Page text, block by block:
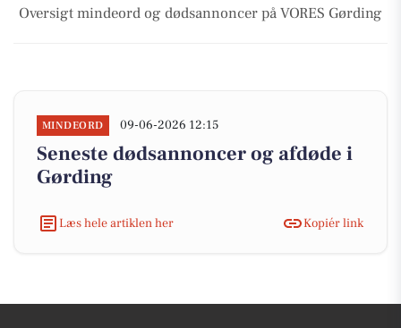
Oversigt mindeord og dødsannoncer på VORES Gørding
MINDEORD 09-06-2026 12:15
Seneste dødsannoncer og afdøde i
Gørding
Læs hele artiklen her Kopiér link